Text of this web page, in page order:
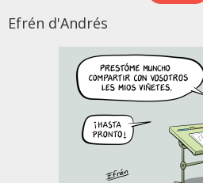
Efrén d'Andrés